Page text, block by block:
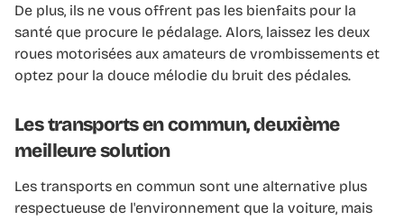
De plus, ils ne vous offrent pas les bienfaits pour la
santé que procure le pédalage. Alors, laissez les deux
roues motorisées aux amateurs de vrombissements et
optez pour la douce mélodie du bruit des pédales.
Les transports en commun, deuxième
meilleure solution
Les transports en commun sont une alternative plus
respectueuse de l'environnement que la voiture, mais